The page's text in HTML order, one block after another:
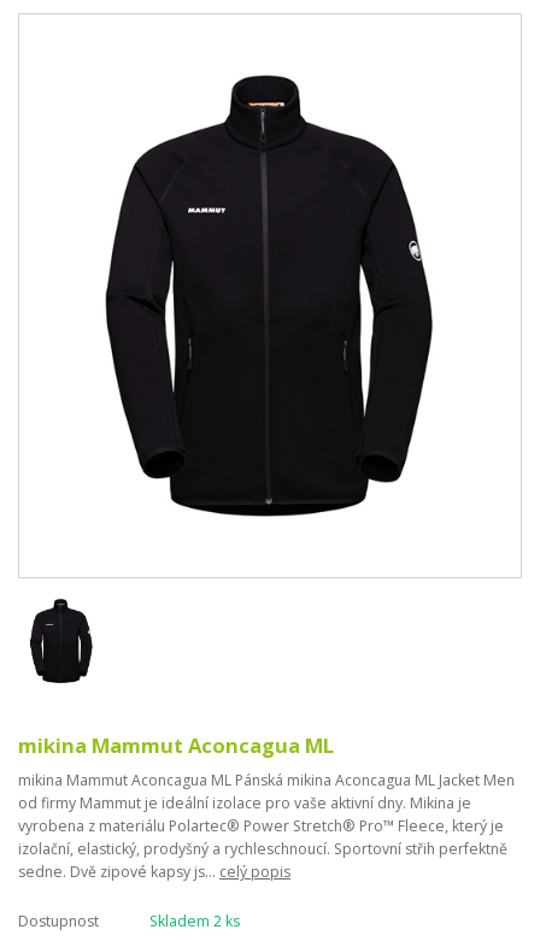
mikina Mammut Aconcagua ML
mikina Mammut Aconcagua ML Pánská mikina Aconcagua ML Jacket Men
od firmy Mammut je ideální izolace pro vaše aktivní dny. Mikina je
vyrobena z materiálu Polartec® Power Stretch® Pro™ Fleece, který je
izolační, elastický, prodyšný a rychleschnoucí. Sportovní střih perfektně
sedne. Dvě zipové kapsy js... celý popis
Dostupnost
Skladem 2 ks